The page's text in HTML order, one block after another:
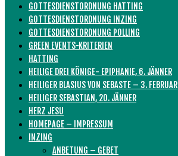
GOTTESDIENSTORDNUNG HATTING
GOTTESDIENSTORDNUNG INZING
GOTTESDIENSTORDNUNG POLLING
GREEN EVENTS-KRITERIEN
HATTING
HEILIGE DREI KÖNIGE- EPIPHANIE, 6. JÄNNER
HEILIGER BLASIUS VON SEBASTE – 3. FEBRUAR
HEILIGER SEBASTIAN, 20. JÄNNER
HERZ JESU
HOMEPAGE – IMPRESSUM
INZING
ANBETUNG – GEBET